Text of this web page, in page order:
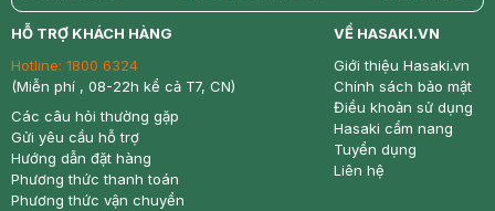
return nowfree price
HỖ TRỢ KHÁCH HÀNG
Hotline: 1800 6324
(Miễn phí , 08-22h kể cả T7, CN)
Các câu hỏi thường gặp
Gửi yêu cầu hỗ trợ
Hướng dẫn đặt hàng
Phương thức thanh toán
Phương thức vận chuyển
VỀ HASAKI.VN
Giới thiệu Hasaki.vn
Chính sách bảo mật
Điều khoản sử dụng
Hasaki cẩm nang
Tuyển dụng
Liên hệ